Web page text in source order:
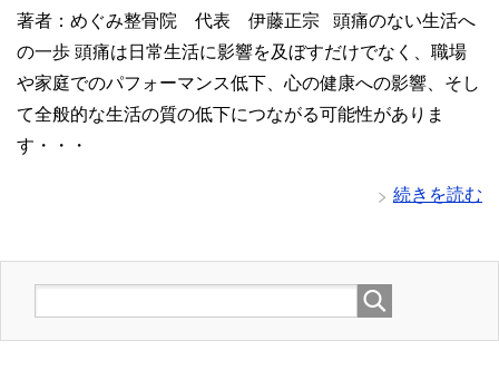
著者：めぐみ整骨院 代表 伊藤正宗 頭痛のない生活へ
の一歩 頭痛は日常生活に影響を及ぼすだけでなく、職場
や家庭でのパフォーマンス低下、心の健康への影響、そし
て全般的な生活の質の低下につながる可能性がありま
す・・・
続きを読む